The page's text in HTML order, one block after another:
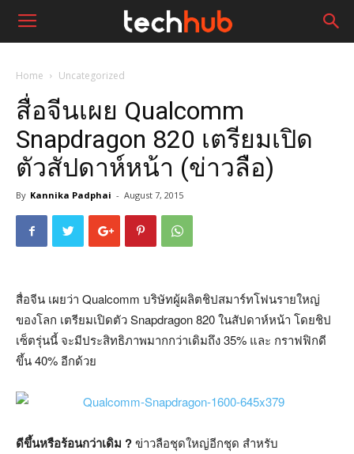
Home Uncategorized
สื่อจีนเผย Qualcomm
Snapdragon 820 เตรียมเปิด
ตัวสัปดาห์หน้า (ข่าวลือ)
By Kannika Padphai - August 7, 2015
สื่อจีน เผยว่า Qualcomm บริษัทผู้ผลิตชิปสมาร์ทโฟนรายใหญ่
ของโลก เตรียมเปิดตัว Snapdragon 820 ในสัปดาห์หน้า โดยชิป
เซ็ตรุ่นนี้ จะมีประสิทธิภาพมากกว่าเดิมถึง 35% และ กราฟฟิกดี
ขึ้น 40% อีกด้วย
ดีขึ้นหรือร้อนกว่าเดิม ?ข่าวลือชุดใหญ่อีกชุด สำหรับ